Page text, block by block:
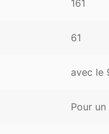
161
61
avec le
Pour